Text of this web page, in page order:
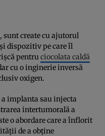
sunt create cu ajutorul
dispozitiv pe care îl
pentru ciocolata caldă
cu o inginerie inversă
oxigen.
a implanta sau injecta
intertumorală a
o abordare care a înflorit
de a obține